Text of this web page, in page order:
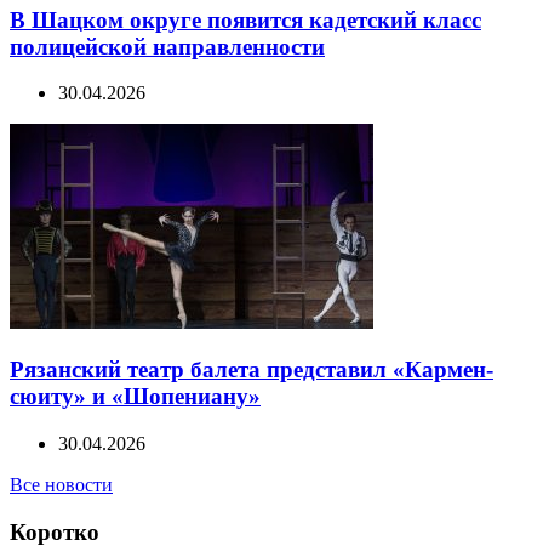
В Шацком округе появится кадетский класс
полицейской направленности
30.04.2026
Рязанский театр балета представил «Кармен-
сюиту» и «Шопениану»
30.04.2026
Все новости
Коротко